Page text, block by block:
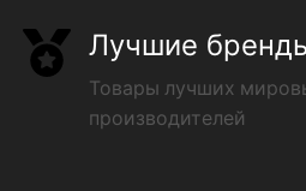
Лучшие
Товары лучших
производителей